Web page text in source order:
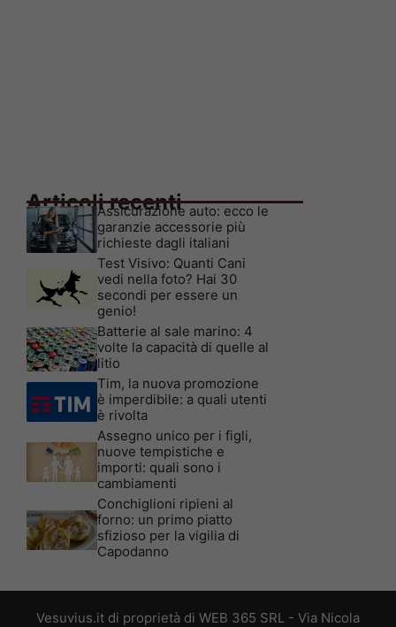
Articoli recenti
Assicurazione auto: ecco le
garanzie accessorie più
richieste dagli italiani
Test Visivo: Quanti Cani
vedi nella foto? Hai 30
secondi per essere un
genio!
Batterie al sale marino: 4
volte la capacità di quelle al
litio
Tim, la nuova promozione
è imperdibile: a quali utenti
è rivolta
Assegno unico per i figli,
nuove tempistiche e
importi: quali sono i
cambiamenti
Conchiglioni ripieni al
forno: un primo piatto
sfizioso per la vigilia di
Capodanno
Vesuvius.it di proprietà di WEB 365 SRL - Via Nicola